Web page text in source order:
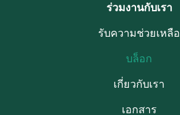
ร่วมงานกับเรา
รับความช่วยเหลือ
บล็อก
เกี่ยวกับเรา
เอกสาร